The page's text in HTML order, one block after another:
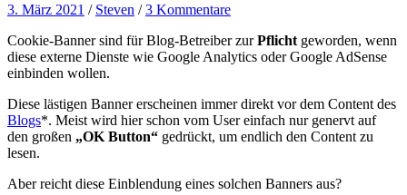
3. März 2021 / Steven /3 Kommentare
Cookie-Banner sind für Blog-Betreiber zurPflicht geworden, wenn
diese externe Dienste wie Google Analytics oder Google AdSense
einbinden wollen.
Diese lästigen Banner erscheinen immer direkt vor dem Content des
Blogs*. Meist wird hier schon vom User einfach nur genervt auf
den großen „OK Button“ gedrückt, um endlich den Content zu
lesen.
Aber reicht diese Einblendung eines solchen Banners aus?